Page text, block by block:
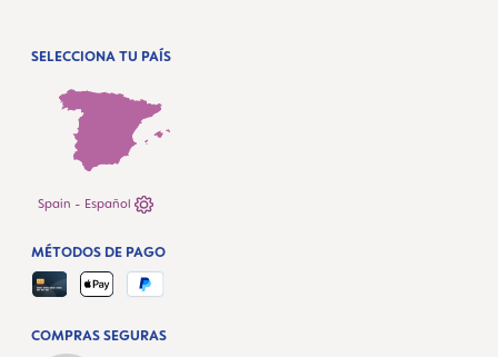
SELECCIONA TU PAÍS
Spain - Español
COMPRAS SEGURAS
MÉTODOS DE PAGO